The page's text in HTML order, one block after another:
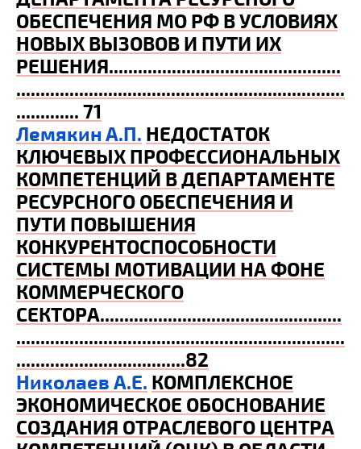
ОБЕСПЕЧЕНИЯ МО РФ В УСЛОВИЯХ
НОВЫХ ВЫЗОВОВ И ПУТИ ИХ
РЕШЕНИЯ................................................
....................................................................
............. 71
Лемякин А.П. НЕДОСТАТОК
КЛЮЧЕВЫХ ПРОФЕССИОНАЛЬНЫХ
КОМПЕТЕНЦИЙ В ДЕПАРТАМЕНТЕ
РЕСУРСНОГО ОБЕСПЕЧЕНИЯ И
ПУТИ ПОВЫШЕНИЯ
КОНКУРЕНТОСПОСОБНОСТИ
СИСТЕМЫ МОТИВАЦИИ НА ФОНЕ
КОММЕРЧЕСКОГО
СЕКТОРА..................................................
....................................................................
...................................82
Николаев А.Е. КОМПЛЕКСНОЕ
ЭКОНОМИЧЕСКОЕ ОБОСНОВАНИЕ
СОЗДАНИЯ ОТРАСЛЕВОГО ЦЕНТРА